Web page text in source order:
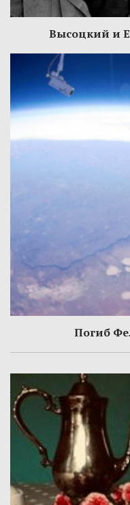
Высоцкий и
Погиб